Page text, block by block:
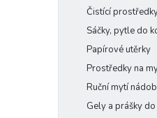
Čistící
Sáčky, pytle do
Papírové utěrky
Prostředky na
Ruční mytí
Gely a prášky